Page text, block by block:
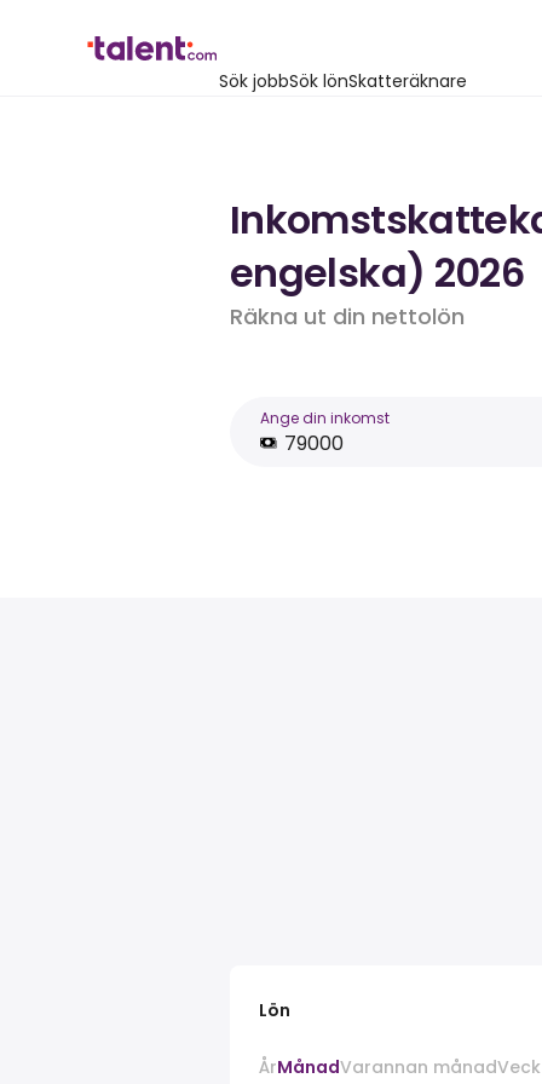
Sök jobbSök lönSkatteräknare
engelska) 2026
Räkna ut din nettolön
Ange din inkomst
Lön
ÅrMånadVarannan månad